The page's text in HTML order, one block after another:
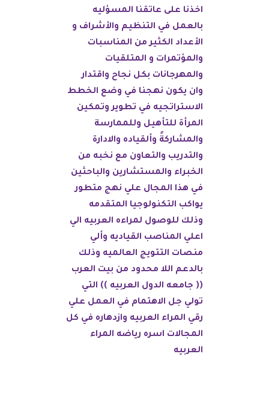
اخذنا على عاتقنا ‏المسؤليه
بالعمل في التنظيم والأشراف و
الأعداد الكثير من المناسبات
والمؤتمرات و المتلقيات
والمهرجانات بكل نجاح واقتدار
وان يكون نهجنا ‏في وضع الخطط
الاستراتجيه في تطوير ‏وتمكين
المرأة للتأهيل وللممارسة
والمشاركةً وألقياده والادارة
‏والتدريب والتعاون مع نخبه من
الخبراء والمستشارين والباحثين
في هذا المجال علي نهج متطور
يواكب التكنولوجيا المتقدمه
وذلك للوصول لمراءه العربيه الي
اعلي المناصب القياديه وألي
منصات التتويج العالميه وذلك
بالدعم اللا محدود من بيت العرب
(( جامعه الدول العربيه )) التي
تولي جل الاهتمام في العمل علي
رقي المراء العربيه وازدهاره في كل
المجالات اسره رياضه المراء
العربيه